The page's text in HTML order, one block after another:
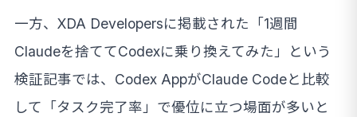
一方、XDA Developersに掲載された「1週間
Claudeを捨ててCodexに乗り換えてみた」という
検証記事では、Codex AppがClaude Codeと比較
して「タスク完了率」で優位に立つ場面が多いと